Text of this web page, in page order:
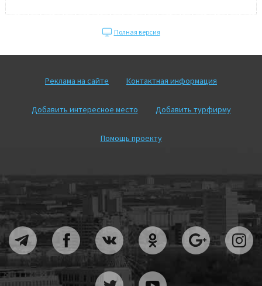
Полная версия
Реклама на сайте Контактная информация
Добавить интересное место Добавить турфирму
Помощь проекту